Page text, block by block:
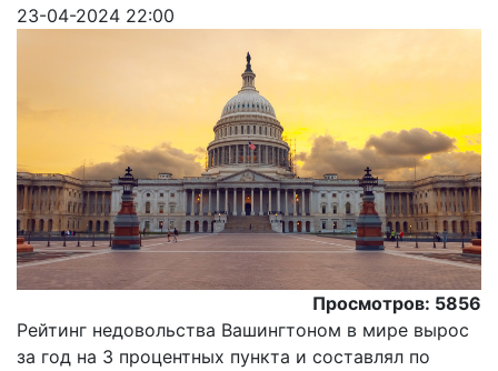
23-04-2024 22:00
Просмотров: 5856
Рейтинг недовольства Вашингтоном в мире вырос
за год на 3 процентных пункта и составлял по